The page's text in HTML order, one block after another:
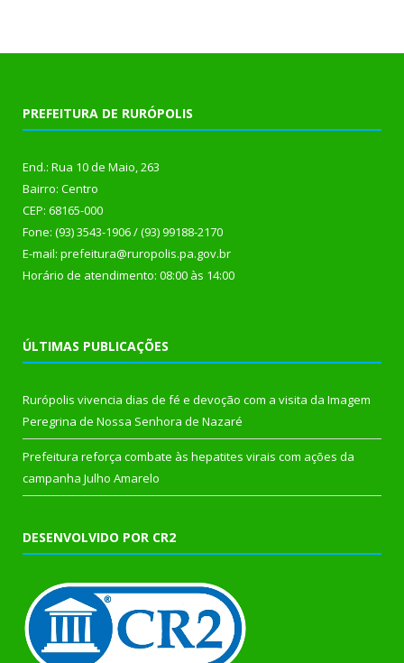
PREFEITURA DE RURÓPOLIS
End.: Rua 10 de Maio, 263
Bairro: Centro
CEP: 68165-000
Fone: (93) 3543-1906 / (93) 99188-2170
E-mail: prefeitura@ruropolis.pa.gov.br
Horário de atendimento: 08:00 às 14:00
ÚLTIMAS PUBLICAÇÕES
Rurópolis vivencia dias de fé e devoção com a visita da Imagem
Peregrina de Nossa Senhora de Nazaré
Prefeitura reforça combate às hepatites virais com ações da
campanha Julho Amarelo
DESENVOLVIDO POR CR2